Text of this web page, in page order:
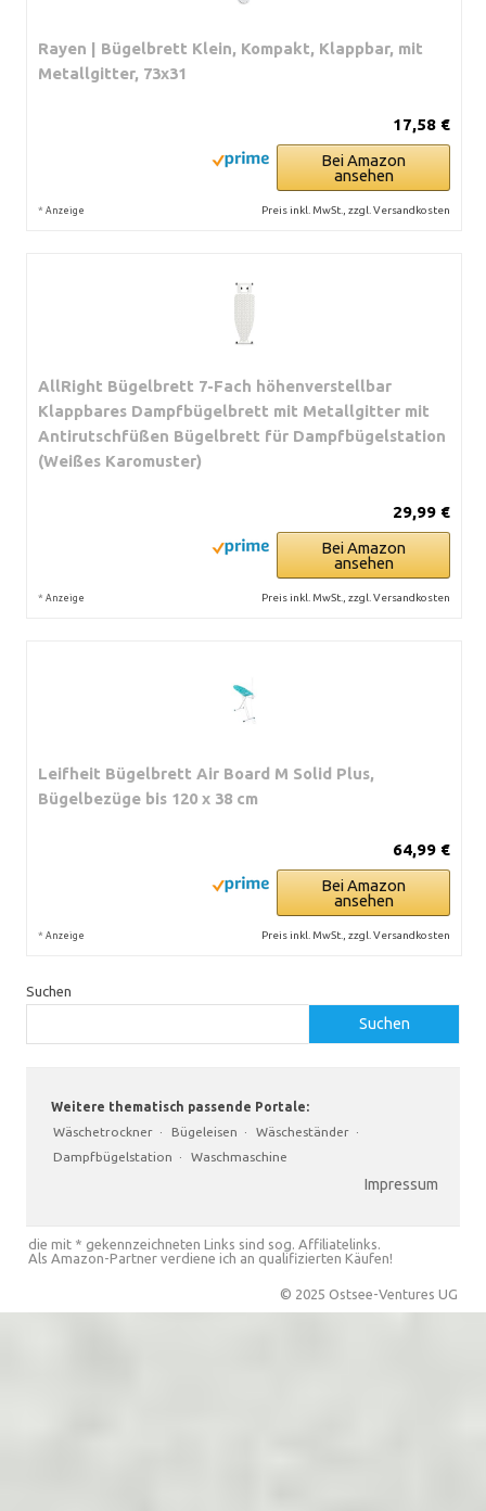
Rayen | Bügelbrett Klein, Kompakt, Klappbar, mit
Metallgitter, 73x31
17,58 €
Bei Amazon
ansehen
* Anzeige Preis inkl. MwSt., zzgl. Versandkosten
AllRight Bügelbrett 7-Fach höhenverstellbar
Klappbares Dampfbügelbrett mit Metallgitter mit
Antirutschfüßen Bügelbrett für Dampfbügelstation
(Weißes Karomuster)
29,99 €
Bei Amazon
ansehen
* Anzeige Preis inkl. MwSt., zzgl. Versandkosten
Leifheit Bügelbrett Air Board M Solid Plus,
Bügelbezüge bis 120 x 38 cm
64,99 €
Bei Amazon
ansehen
* Anzeige Preis inkl. MwSt., zzgl. Versandkosten
Suchen
Suchen
Weitere thematisch passende Portale:
Wäschetrockner · Bügeleisen · Wäscheständer ·
Dampfbügelstation · Waschmaschine
Impressum
die mit * gekennzeichneten Links sind sog. Affiliatelinks.
Als Amazon-Partner verdiene ich an qualifizierten Käufen!
© 2025 Ostsee-Ventures UG